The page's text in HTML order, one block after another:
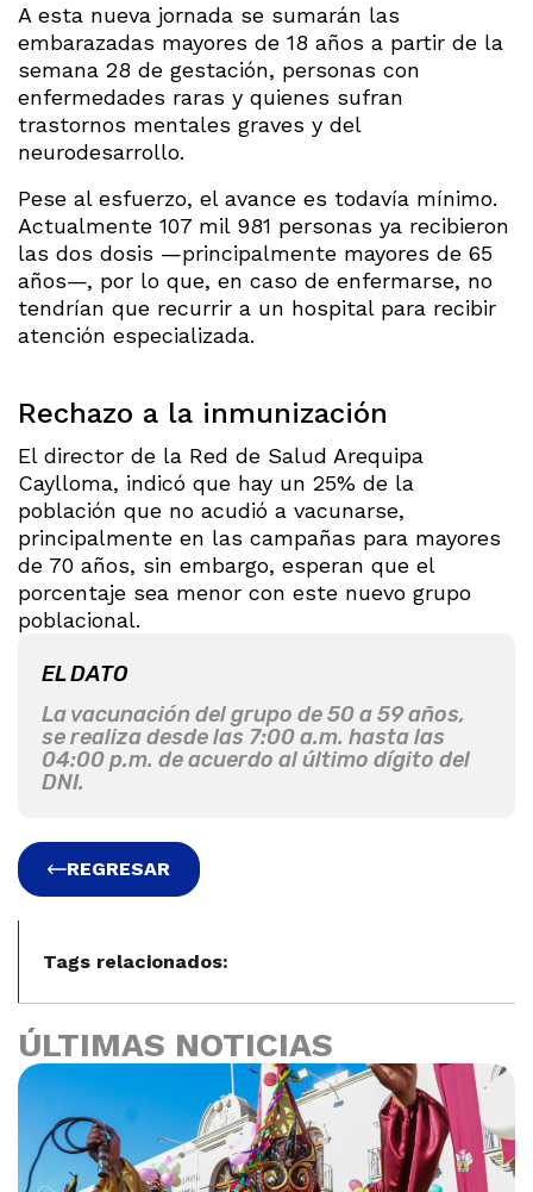
A esta nueva jornada se sumarán las
embarazadas mayores de 18 años a partir de la
semana 28 de gestación, personas con
enfermedades raras y quienes sufran
trastornos mentales graves y del
neurodesarrollo.
Pese al esfuerzo, el avance es todavía mínimo.
Actualmente 107 mil 981 personas ya recibieron
las dos dosis —principalmente mayores de 65
años—, por lo que, en caso de enfermarse, no
tendrían que recurrir a un hospital para recibir
atención especializada.
Rechazo a la inmunización
El director de la Red de Salud Arequipa
Caylloma, indicó que hay un 25% de la
población que no acudió a vacunarse,
principalmente en las campañas para mayores
de 70 años, sin embargo, esperan que el
porcentaje sea menor con este nuevo grupo
poblacional.
EL DATO
La vacunación del grupo de 50 a 59 años,
se realiza desde las 7:00 a.m. hasta las
04:00 p.m. de acuerdo al último dígito del
DNI.
REGRESAR
Tags relacionados:
ÚLTIMAS NOTICIAS